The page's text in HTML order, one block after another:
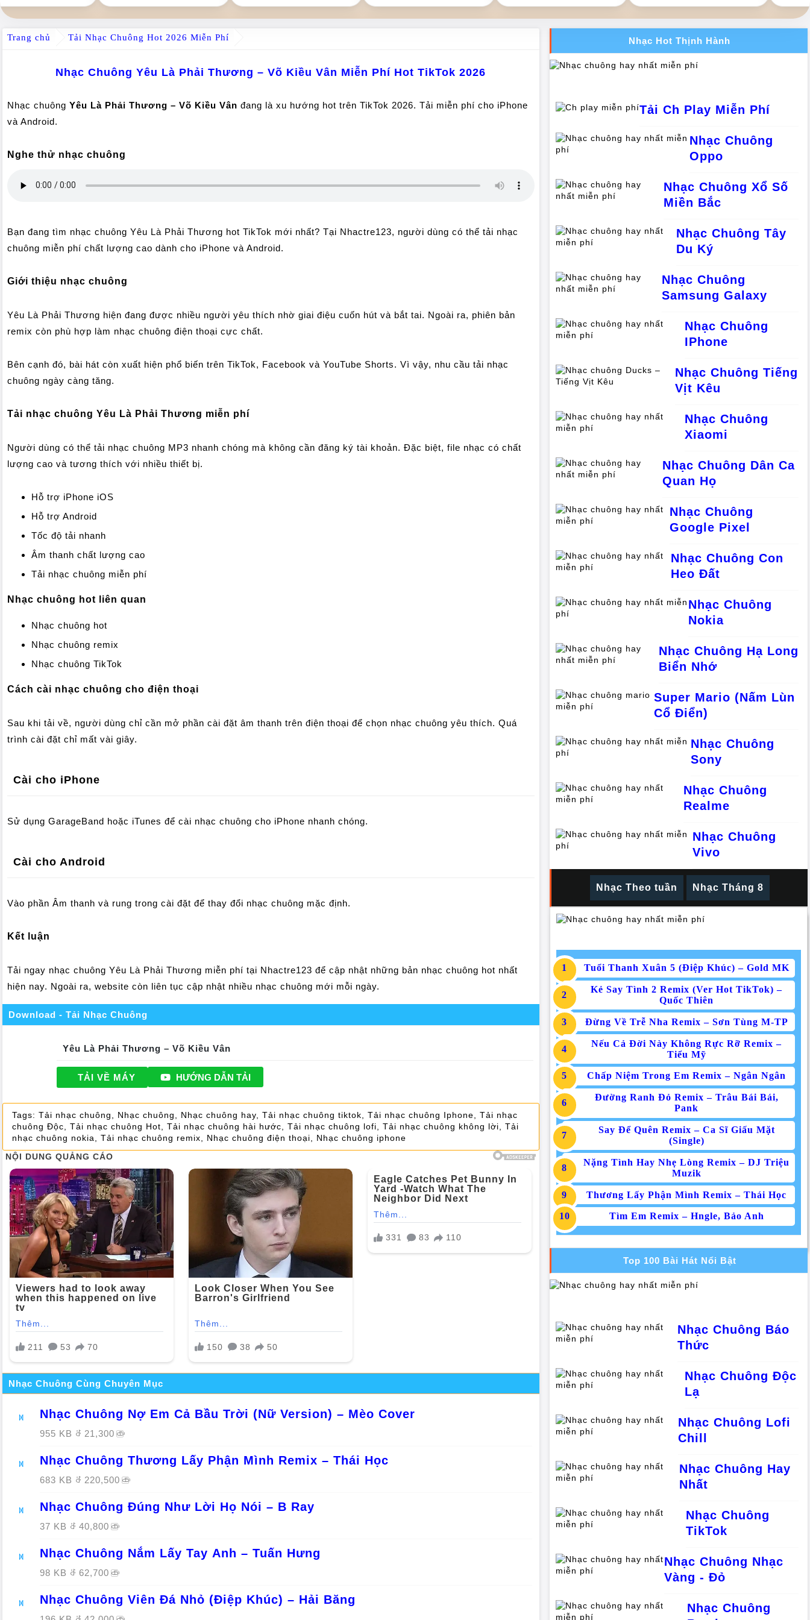
Trang chủ Tải Nhạc Chuông Hot 2026 Miễn Phí
Nhạc Chuông Yêu Là Phải Thương – Võ Kiều Vân Miễn Phí Hot TikTok 2026
Nhạc chuông Yêu Là Phải Thương – Võ Kiều Vân đang là xu hướng hot trên TikTok 2026. Tải miễn phí cho iPhone
và Android.
Nghe thử nhạc chuông
Bạn đang tìm nhạc chuông Yêu Là Phải Thương hot TikTok mới nhất? Tại Nhactre123, người dùng có thể tải nhạc
chuông miễn phí chất lượng cao dành cho iPhone và Android.
Giới thiệu nhạc chuông
Yêu Là Phải Thương hiện đang được nhiều người yêu thích nhờ giai điệu cuốn hút và bắt tai. Ngoài ra, phiên bản
remix còn phù hợp làm nhạc chuông điện thoại cực chất.
Bên cạnh đó, bài hát còn xuất hiện phổ biến trên TikTok, Facebook và YouTube Shorts. Vì vậy, nhu cầu tải nhạc
chuông ngày càng tăng.
Tải nhạc chuông Yêu Là Phải Thương miễn phí
Người dùng có thể tải nhạc chuông MP3 nhanh chóng mà không cần đăng ký tài khoản. Đặc biệt, file nhạc có chất
lượng cao và tương thích với nhiều thiết bị.
Hỗ trợ iPhone iOS
Hỗ trợ Android
Tốc độ tải nhanh
Âm thanh chất lượng cao
Tải nhạc chuông miễn phí
Nhạc chuông hot liên quan
Nhạc chuông hot
Nhạc chuông remix
Nhạc chuông TikTok
Cách cài nhạc chuông cho điện thoại
Sau khi tải về, người dùng chỉ cần mở phần cài đặt âm thanh trên điện thoại để chọn nhạc chuông yêu thích. Quá
trình cài đặt chỉ mất vài giây.
Cài cho iPhone
Sử dụng GarageBand hoặc iTunes để cài nhạc chuông cho iPhone nhanh chóng.
Cài cho Android
Vào phần Âm thanh và rung trong cài đặt để thay đổi nhạc chuông mặc định.
Kết luận
Tải ngay nhạc chuông Yêu Là Phải Thương miễn phí tại Nhactre123 để cập nhật những bản nhạc chuông hot nhất
hiện nay. Ngoài ra, website còn liên tục cập nhật nhiều nhạc chuông mới mỗi ngày.
Download - Tải Nhạc Chuông
Yêu Là Phải Thương – Võ Kiều Vân
TẢI VỀ MÁY HƯỚNG DẪN TẢI
Tags: Tải nhạc chuông Nhạc chuông Nhạc chuông hay Tải nhạc chuông tiktok Tải nhạc chuông Iphone
Tải nhạc
chuông Độc
Tải nhạc chuông Hot Tải nhạc chuông hài hước Tải nhạc chuông lofi Tải nhạc chuông không lời
Tải
nhạc chuông nokia
Tải nhạc chuông remix Nhạc chuông điện thoại Nhạc chuông iphone
Nhạc Chuông Cùng Chuyên Mục
Nhạc Chuông Nợ Em Cả Bầu Trời (Nữ Version) – Mèo Cover
955 KB 21,300
Nhạc Chuông Thương Lấy Phận Mình Remix – Thái Học
683 KB 220,500
Nhạc Chuông Đúng Như Lời Họ Nói – B Ray
37 KB 40,800
Nhạc Chuông Nắm Lấy Tay Anh – Tuấn Hưng
98 KB 62,700
Nhạc Chuông Viên Đá Nhỏ (Điệp Khúc) – Hải Băng
Nhạc Hot Thịnh Hành
Tải Ch Play Miễn Phí
Nhạc Chuông
Oppo
Nhạc Chuông Xổ Số
Miền Bắc
Nhạc Chuông Tây
Du Ký
Nhạc Chuông
Samsung Galaxy
Nhạc Chuông
IPhone
Nhạc Chuông Tiếng
Vịt Kêu
Nhạc Chuông
Xiaomi
Nhạc Chuông Dân Ca
Quan Họ
Nhạc Chuông
Google Pixel
Nhạc Chuông Con
Heo Đất
Nhạc Chuông
Nokia
Nhạc Chuông Hạ Long
Biển Nhớ
Super Mario (Nấm Lùn
Cổ Điển)
Nhạc Chuông
Sony
Nhạc Chuông
Realme
Nhạc Chuông
Vivo
Nhạc Theo tuần Nhạc Tháng 8
Tuổi Thanh Xuân 5 (Điệp Khúc) – Gold MK
Kẻ Say Tình 2 Remix (Ver Hot TikTok) –
Quốc Thiên
Đừng Về Trễ Nha Remix – Sơn Tùng M-TP
Nếu Cả Đời Này Không Rực Rỡ Remix –
Tiểu Mỹ
Chấp Niệm Trong Em Remix – Ngân Ngân
Đường Ranh Đỏ Remix – Trâu Bái Bái,
Pank
Say Để Quên Remix – Ca Sĩ Giấu Mặt
(Single)
Nặng Tình Hay Nhẹ Lòng Remix – DJ Triệu
Muzik
Thương Lấy Phận Mình Remix – Thái Học
Tìm Em Remix – Hngle, Bảo Anh
Top 100 Bài Hát Nổi Bật
Nhạc Chuông Báo
Thức
Nhạc Chuông Độc
Lạ
Nhạc Chuông Lofi
Chill
Nhạc Chuông Hay
Nhất
Nhạc Chuông
TikTok
Nhạc Chuông Nhạc
Vàng - Đỏ
Nhạc Chuông